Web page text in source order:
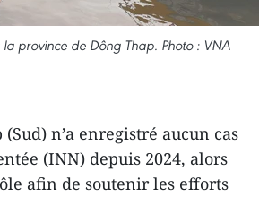
province de Dông Thap. Photo : VNA
n’a enregistré aucun cas
(INN) depuis 2024, alors
afin de soutenir les efforts